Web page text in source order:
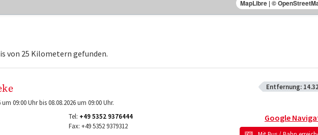
MapLibre | ©
von 25 Kilometern gefunden.
Entfernung:
09:00 Uhr bis 08.08.2026 um 09:00 Uhr.
Tel: +49 5352 9376444
Fax: +49 5352 9379312
Google